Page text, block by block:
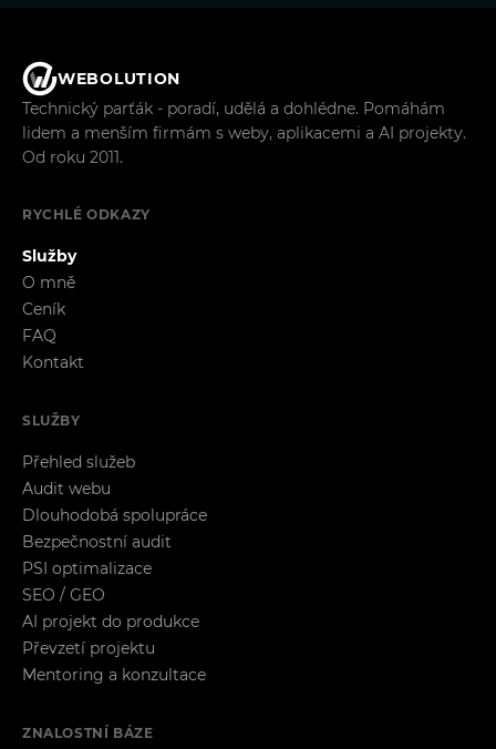
WEBOLUTION
Technický parťák - poradí, udělá a dohlédne. Pomáhám
lidem a menším firmám s weby, aplikacemi a AI projekty.
Od roku 2011.
RYCHLÉ ODKAZY
Služby
O mně
Ceník
FAQ
Kontakt
SLUŽBY
Přehled služeb
Audit webu
Dlouhodobá spolupráce
Bezpečnostní audit
PSI optimalizace
SEO / GEO
AI projekt do produkce
Převzetí projektu
Mentoring a konzultace
ZNALOSTNÍ BÁZE